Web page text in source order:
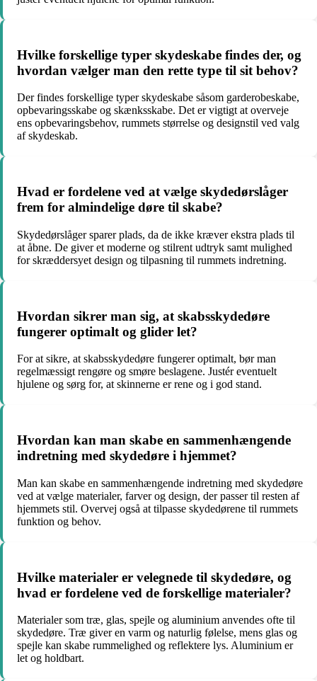
Hvilke forskellige typer skydeskabe findes der, og
hvordan vælger man den rette type til sit behov?
Der findes forskellige typer skydeskabe såsom garderobeskabe,
opbevaringsskabe og skænksskabe. Det er vigtigt at overveje
ens opbevaringsbehov, rummets størrelse og designstil ved valg
af skydeskab.
Hvad er fordelene ved at vælge skydedørslåger
frem for almindelige døre til skabe?
Skydedørslåger sparer plads, da de ikke kræver ekstra plads til
at åbne. De giver et moderne og stilrent udtryk samt mulighed
for skræddersyet design og tilpasning til rummets indretning.
Hvordan sikrer man sig, at skabsskydedøre
fungerer optimalt og glider let?
For at sikre, at skabsskydedøre fungerer optimalt, bør man
regelmæssigt rengøre og smøre beslagene. Justér eventuelt
hjulene og sørg for, at skinnerne er rene og i god stand.
Hvordan kan man skabe en sammenhængende
indretning med skydedøre i hjemmet?
Man kan skabe en sammenhængende indretning med skydedøre
ved at vælge materialer, farver og design, der passer til resten af
hjemmets stil. Overvej også at tilpasse skydedørene til rummets
funktion og behov.
Hvilke materialer er velegnede til skydedøre, og
hvad er fordelene ved de forskellige materialer?
Materialer som træ, glas, spejle og aluminium anvendes ofte til
skydedøre. Træ giver en varm og naturlig følelse, mens glas og
spejle kan skabe rummelighed og reflektere lys. Aluminium er
let og holdbart.